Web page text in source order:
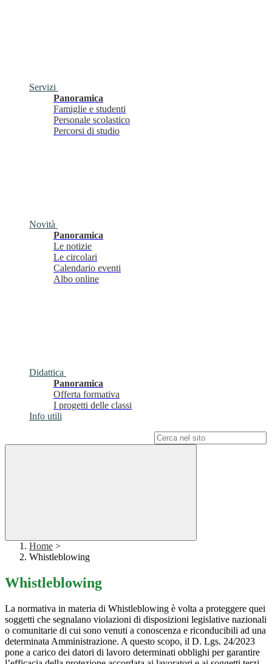
Servizi
Panoramica
Famiglie e studenti
Personale scolastico
Percorsi di studio
Novità
Panoramica
Le notizie
Le circolari
Calendario eventi
Albo online
Didattica
Panoramica
Offerta formativa
I progetti delle classi
Info utili
Home >
Whistleblowing
Whistleblowing
La normativa in materia di Whistleblowing è volta a proteggere quei
soggetti che segnalano violazioni di disposizioni legislative nazionali
o comunitarie di cui sono venuti a conoscenza e riconducibili ad una
determinata Amministrazione. A questo scopo, il D. Lgs. 24/2023
pone a carico dei datori di lavoro determinati obblighi per garantire